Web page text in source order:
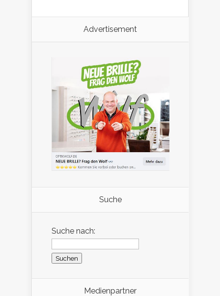
Advertisement
Suche
Suche nach:
Medienpartner